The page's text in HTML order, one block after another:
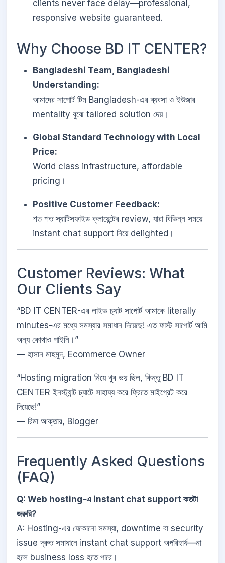
clients never face delay—professional,
responsive website guaranteed.
Why Choose BD IT CENTER?
Bangladeshi Team, Bangladeshi
Understanding:
আমাদের সাপোর্ট টিম Bangladesh-এর ব্যবসা ও ইউজার
mentality বুঝে tailored solution দেয়।
Global Standard Technology with Local
Price:
World class infrastructure, affordable
pricing।
Positive Customer Feedback:
শত শত স্যাটিসফাইড ক্লায়েন্টের review, যারা বিভিন্ন সময়ে
instant chat support নিয়ে delighted।
Customer Reviews: What
Our Clients Say
“BD IT CENTER-এর লাইভ চ্যাট সাপোর্ট আমাকে literally
minutes-এর মধ্যে সমস্যার সমাধান দিয়েছে! এত ফাস্ট সাপোর্ট আমি
অন্য কোথাও পাইনি।”
— হাসান মাহমুদ, Ecommerce Owner
“Hosting migration নিয়ে খুব ভয় ছিল, কিন্তু BD IT
CENTER ইনস্ট্যান্ট চ্যাটে সাহায্য করে ফ্রিতে মাইগ্রেট করে
দিয়েছে!”
— রিমা আক্তার, Blogger
Frequently Asked Questions
(FAQ)
Q: Web hosting-এ instant chat support কতটা
জরুরি?
A: Hosting-এর যেকোনো সমস্যা, downtime বা security
issue দ্রুত সমাধানে instant chat support অপরিহার্য—না
হলে business loss হতে পারে।